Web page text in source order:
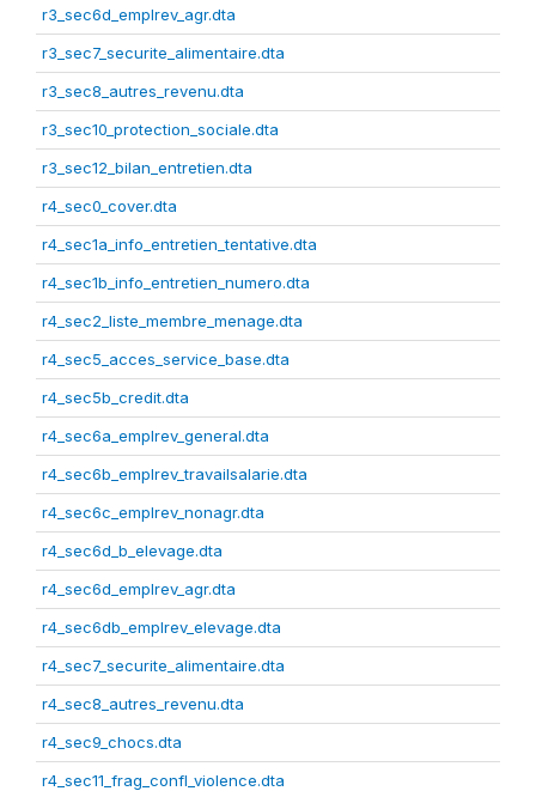
r3_sec6d_emplrev_agr.dta
r3_sec7_securite_alimentaire.dta
r3_sec8_autres_revenu.dta
r3_sec10_protection_sociale.dta
r3_sec12_bilan_entretien.dta
r4_sec0_cover.dta
r4_sec1a_info_entretien_tentative.dta
r4_sec1b_info_entretien_numero.dta
r4_sec2_liste_membre_menage.dta
r4_sec5_acces_service_base.dta
r4_sec5b_credit.dta
r4_sec6a_emplrev_general.dta
r4_sec6b_emplrev_travailsalarie.dta
r4_sec6c_emplrev_nonagr.dta
r4_sec6d_b_elevage.dta
r4_sec6d_emplrev_agr.dta
r4_sec6db_emplrev_elevage.dta
r4_sec7_securite_alimentaire.dta
r4_sec8_autres_revenu.dta
r4_sec9_chocs.dta
r4_sec11_frag_confl_violence.dta